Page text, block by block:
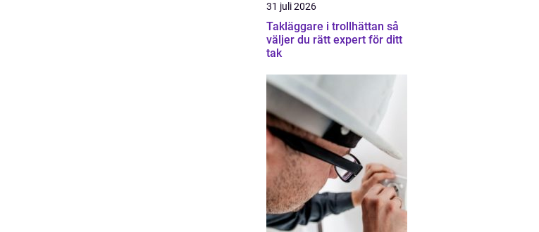
31 juli 2026
Takläggare i trollhättan så
väljer du rätt expert för ditt
tak